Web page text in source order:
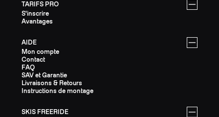
TARIFS PRO
S'inscrire
Avantages
AIDE
Mon compte
Contact
FAQ
SAV et Garantie
Livraisons & Retours
Instructions de montage
SKIS FREERIDE